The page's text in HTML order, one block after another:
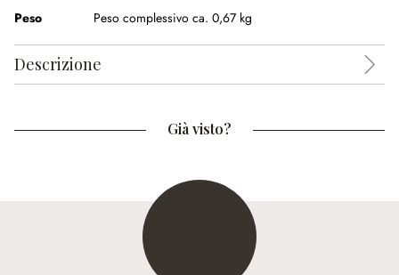
Peso
Peso complessivo ca. 0,67 kg
Descrizione
Già visto?